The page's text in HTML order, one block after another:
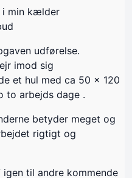
i min kælder
udførelse.
imod sig
et hul med ca 50 x 120
to arbejds dage .
betyder meget og
rigtigt og
til andre kommende